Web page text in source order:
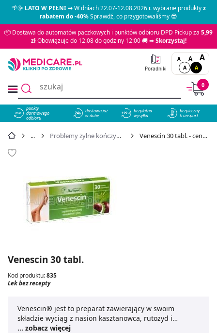
🌴🌞LATO W PEŁNI➡ W dniach 22.07-12.08.2026 r. wybrane produktyz
rabatem do -40%Sprawdź, co przygotowaliśmy 😎
📦 Dostawa do automatów paczkowych i punktów odbioru DPD Pickup za 5,99
złObowiązuje do 12.08 do godziny 12:00 🚚 ➡Skorzystaj!
Poradniki
A A A
A A
0
858
punkty
darmowego
odbioru
dostawa już
w dobę
bezpłatna
wysyłka
bezpieczny
transport
Problemy żylne kończyn dolnych Venescin 30 tabl. - cena 12,99 zł
Venescin 30 tabl.
Kod produktu:835
Lek bez recepty
Venescin® jest to preparat zawierający w swoim
składzie wyciąg z nasion kasztanowca, rutozyd i
eskulinę.
... zobacz więcej